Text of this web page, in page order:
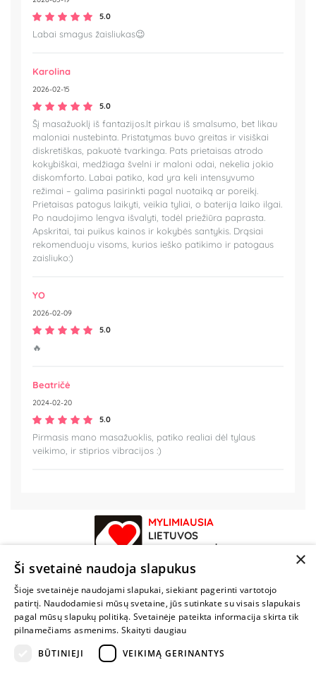
5.0
Labai smagus žaisliukas😉
Karolina
2026-02-15
5.0
Šį masažuoklį iš fantazijos.lt pirkau iš smalsumo, bet likau
maloniai nustebinta. Pristatymas buvo greitas ir visiškai
diskretiškas, pakuotė tvarkinga. Pats prietaisas atrodo
kokybiškai, medžiaga švelni ir maloni odai, nekelia jokio
diskomforto. Labai patiko, kad yra keli intensyvumo
režimai – galima pasirinkti pagal nuotaiką ar poreikį.
Prietaisas patogus laikyti, veikia tyliai, o baterija laiko ilgai.
Po naudojimo lengva išvalyti, todėl priežiūra paprasta.
Apskritai, tai puikus kainos ir kokybės santykis. Drąsiai
rekomenduoju visoms, kurios ieško patikimo ir patogaus
zaisliuko:)
YO
2026-02-09
5.0
🔥
Beatričė
2024-02-20
5.0
Pirmasis mano masažuoklis, patiko realiai dėl tylaus
veikimo, ir stiprios vibracijos :)
MYLIMIAUSIA
LIETUVOS
ELEKTRONINĖ
PARDUOTUVĖ
NENUSTOK
ŽAISTI
+370 600 84088
×
Ši svetainė naudoja slapukus
Šioje svetainėje naudojami slapukai, siekiant pagerinti vartotojo
patirtį. Naudodamiesi mūsų svetaine, jūs sutinkate su visais slapukais
pagal mūsų slapukų politiką. Svetainėje pateikta informacija skirta tik
pilnamečiams asmenims. Skaityti daugiau
BŪTINIEJI
VEIKIMĄ GERINANTYS